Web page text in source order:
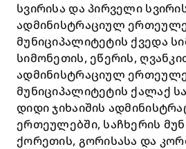
სვირისა და პირველი
ადმინისტრაციულ
მუნიციპალიტეტის ქვედა
სიმონეთის, ეწერის,
ადმინისტრაციულ
მუნიციპალიტეტის ქალაქ
დიდი ჯიხაიშის
ერთეულებში, საჩხერის
ქორეთის, გორისასა და